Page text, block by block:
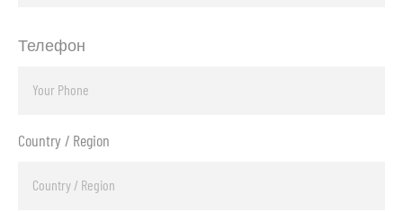
Телефон
Country / Region